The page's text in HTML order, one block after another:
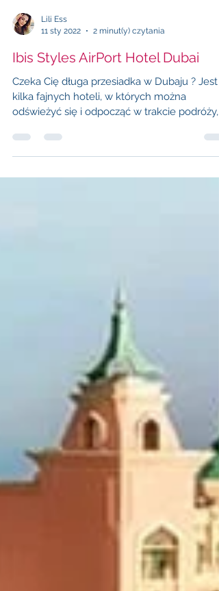
Lili Ess
11 sty 2022
2 minut(y) czytania
Ibis Styles AirPort Hotel Dubai
Czeka Cię długa przesiadka w Dubaju ? Jest
kilka fajnych hoteli, w których można